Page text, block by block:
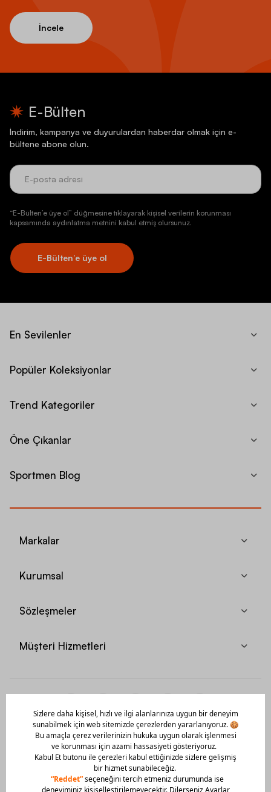
İncele
E-Bülten
İndirim, kampanya ve duyurulardan haberdar olmak için e-
bültene abone olun.
“E-Bülten’e üye ol” düğmesine tıklayarak kişisel verilerin korunması
kapsamında aydınlatma metnini kabul etmiş olursunuz.
E-Bülten’e üye ol
En Sevilenler
Popüler Koleksiyonlar
Trend Kategoriler
Öne Çıkanlar
Sportmen Blog
Markalar
Kurumsal
Sözleşmeler
Müşteri Hizmetleri
Mobil Uygulamamızı Hemen İndir!